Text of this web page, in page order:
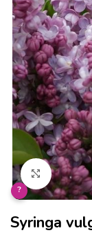
Klikněte
?
Syringa